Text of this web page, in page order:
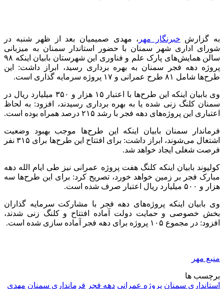
به گزارش خبرنگار مهر ، مهدی صمیمیان بعد از ظهر شنبه در
شورای اداری شهر سمنان با حضور استاندار سمنان به میزبانی
سالن همایش‌های پارک علم و فناوری این شهرستان بابیان اینکه ۹۸
پروژه دهه فجر سمنان به بهره برداری رسید، ابراز داشت: این
طرح‌ها شامل ۸۱ طرح عمرانی و ۱۷ پروژه سرمایه گذاری است.
وی بابیان اینکه این طرح‌ها با اعتبار ۱۵ هزار و ۳۵۰ میلیارد ریال در
سمنان کلنگ زنی شده یا به بهره برداری رسیدند، افزود: به لحاظ
اعتباری این پروژه‌های دهه فجر با رشد ۲۱۵ درصد همراه بوده است.
فرماندار سمنان بابیان اینکه این طرح‌ها موجب بهبود وضعیت
اشتغال می‌شوند، ابراز داشت: برای افتتاح این طرح‌ها برای ۳۱۵ نفر
فرصت شغلی ایجاد خواهد شد.
کولیوند بابیان اینکه کلنگ هفت پروژه عمرانی نیز طی ایام الله دهه
مبارک فجر بر زمین خواهد خورد، تصریح کرد: برای این طرح‌ها سه
هزار و ۵۰۰ میلیارد ریال اعتبار صرف شده است.
وی بابیان اینکه پروژه‌های دهه فجر با مشارکت سرمایه گذاران
بخش خصوصی و حمایت دولت آماده افتتاح و کلنگ زنی شدند،
افزود: در مجموع ۱۰۵ پروژه برای دهه فجر آماده سازی شده است.
منبع مهر
برچسب ها
استانداری سمنان پروژه عمرانی دهه فجر فرمانداری سمنان مهدی